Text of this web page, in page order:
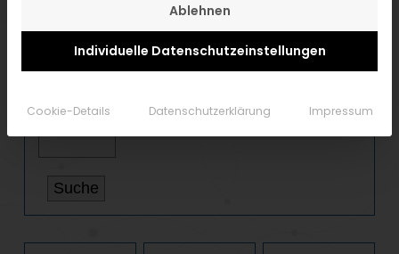
Land wählen:
PLZ:
Ablehnen
Individuelle Datenschutzeinstellungen
Cookie-Details Datenschutzerklärung Impressum